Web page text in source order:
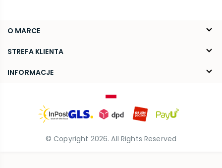
O MARCE
O nas
Blog
STREFA KLIENTA
FAQ
Reklamacje i zwroty
INFORMACJE
Polityka prywatności
© Copyright 2026. All Rights Reserved